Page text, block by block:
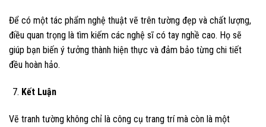
Để có một tác phẩm nghệ thuật vẽ trên tường đẹp và chất lượng,
điều quan trọng là tìm kiếm các nghệ sĩ có tay nghề cao. Họ sẽ
giúp bạn biến ý tưởng thành hiện thực và đảm bảo từng chi tiết
đều hoàn hảo.
Kết Luận
Vẽ tranh tường không chỉ là công cụ trang trí mà còn là một